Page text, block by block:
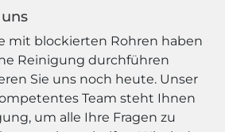
mit blockierten Rohren haben
Reinigung durchführen
Sie uns noch heute. Unser
Team steht Ihnen
um alle Ihre Fragen zu